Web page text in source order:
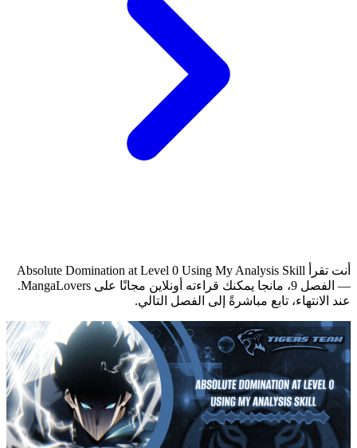
أنت تقرأ Absolute Domination at Level 0 Using My Analysis Skill
— الفصل 9، مانجا يمكنك قراءته أونلاين مجانًا على MangaLovers.
عند الانتهاء، تابع مباشرةً إلى الفصل التالي.